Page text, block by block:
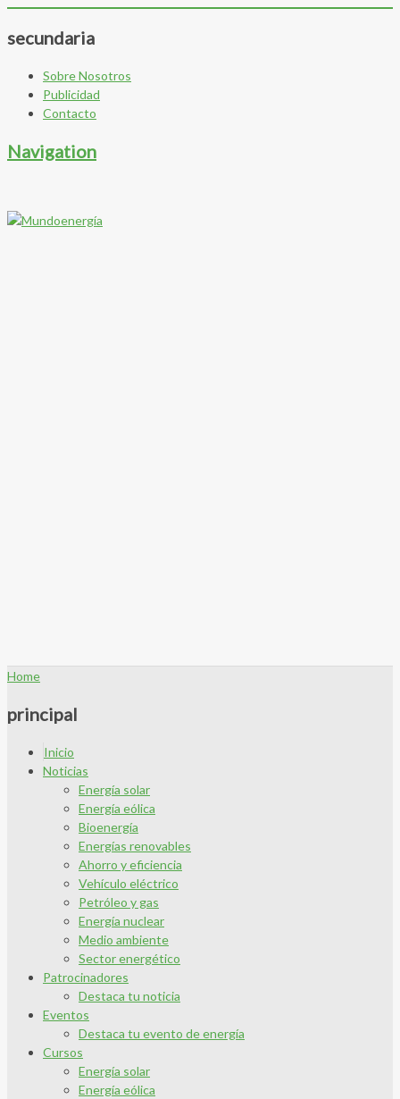
secundaria
Sobre Nosotros
Publicidad
Contacto
Navigation
Home
principal
Inicio
Noticias
Energía solar
Energía eólica
Bioenergía
Energías renovables
Ahorro y eficiencia
Vehículo eléctrico
Petróleo y gas
Energía nuclear
Medio ambiente
Sector energético
Patrocinadores
Destaca tu noticia
Eventos
Destaca tu evento de energía
Cursos
Energía solar
Energía eólica